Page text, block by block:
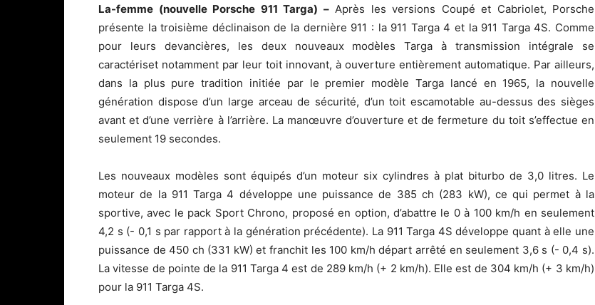
La-femme (nouvelle Porsche 911 Targa) –Après les versions Coupé et Cabriolet, Porsche
présente la troisième déclinaison de la dernière 911 : la 911 Targa 4 et la 911 Targa 4S. Comme
pour leurs devancières, les deux nouveaux modèles Targa à transmission intégrale se
caractériset notamment par leur toit innovant, à ouverture entièrement automatique. Par ailleurs,
dans la plus pure tradition initiée par le premier modèle Targa lancé en 1965, la nouvelle
génération dispose d’un large arceau de sécurité, d’un toit escamotable au-dessus des sièges
avant et d’une verrière à l’arrière. La manœuvre d’ouverture et de fermeture du toit s’effectue en
seulement 19 secondes.
Les nouveaux modèles sont équipés d’un moteur six cylindres à plat biturbo de 3,0 litres. Le
moteur de la 911 Targa 4 développe une puissance de 385 ch (283 kW), ce qui permet à la
sportive, avec le pack Sport Chrono, proposé en option, d’abattre le 0 à 100 km/h en seulement
4,2 s (- 0,1 s par rapport à la génération précédente). La 911 Targa 4S développe quant à elle une
puissance de 450 ch (331 kW) et franchit les 100 km/h départ arrêté en seulement 3,6 s (- 0,4 s).
La vitesse de pointe de la 911 Targa 4 est de 289 km/h (+ 2 km/h). Elle est de 304 km/h (+ 3 km/h)
pour la 911 Targa 4S.